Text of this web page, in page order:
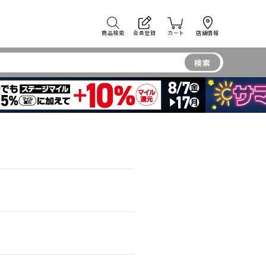
商品検索 会員登録 カート 店舗情報
検索